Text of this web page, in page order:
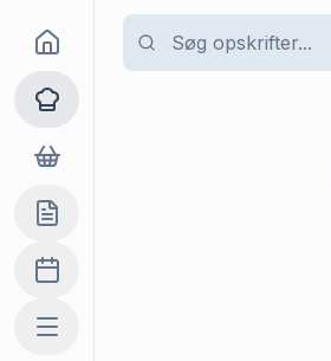
Goma
Opskrifter
Dagligvarer
Indkøbslisten
Madplan
Mere